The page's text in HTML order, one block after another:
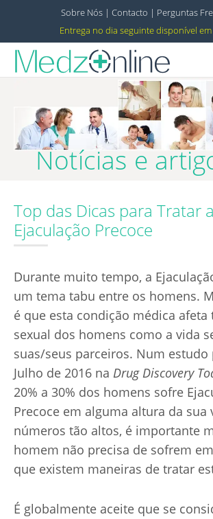
Sobre Nós | Contacto | Perguntas
Entrega no dia seguinte disponível
Impotência
Ejaculação Precoce
Calvície
DST's
Notícias e
Top das Dicas para Tratar a
Ejaculação Precoce
Durante muito tempo, a
um tema tabu entre os homens.
é que esta condição médica afeta
sexual dos homens como a vida
suas/seus parceiros. Num
Julho de 2016 na Drug Discovery
20% a 30% dos homens sofre
Precoce em alguma altura da sua
números tão altos, é importante
homem não precisa de sofrem
que existem maneiras de tratar
É globalmente aceite que se